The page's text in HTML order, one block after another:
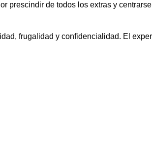
prescindir de todos los extras y
frugalidad y confidencialidad. El